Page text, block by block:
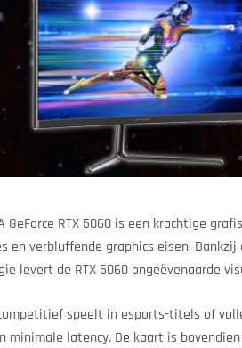
GeForce RTX 5060 is een krachtige
en verbluffende graphics eisen.
levert de RTX 5060 ongeëvenaarde
speelt in esports-titels of
minimale latency. De kaart is